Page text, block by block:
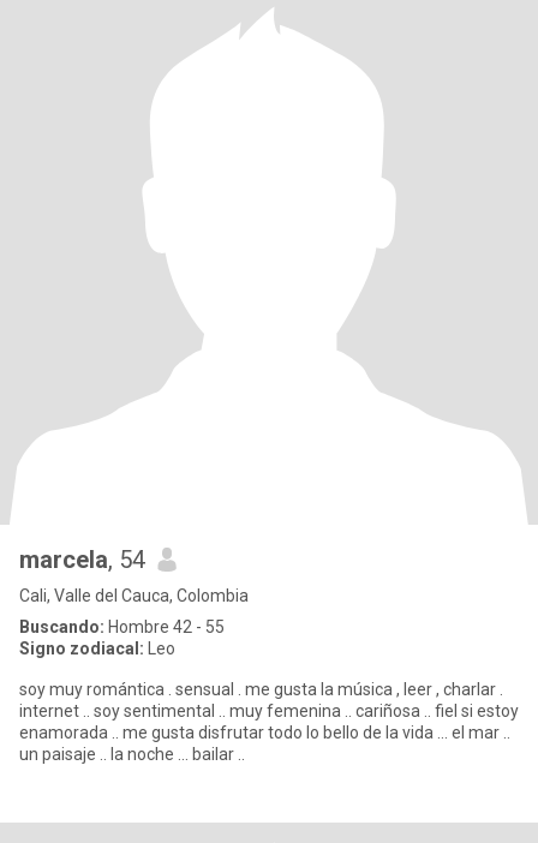
marcela, 54
Cali, Valle del Cauca, Colombia
Buscando: Hombre 42 - 55
Signo zodiacal: Leo
soy muy romántica . sensual . me gusta la música , leer , charlar .
internet .. soy sentimental .. muy femenina .. cariñosa .. fiel si estoy
enamorada .. me gusta disfrutar todo lo bello de la vida ... el mar ..
un paisaje .. la noche ... bailar ..